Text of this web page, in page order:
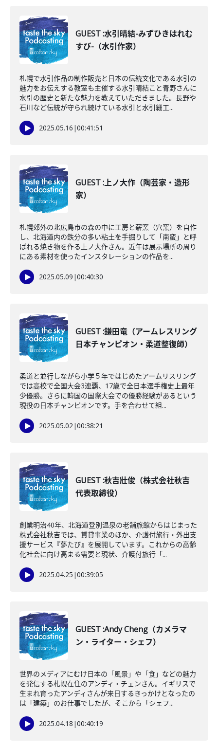
GUEST :水引晴結-みずひきはれむ
すび-（水引作家）
札幌で水引作品の制作販売と日本の伝統文化である水引の
魅力をお伝えする教室も主催する水引晴結こと青野さんに
水引の歴史と新たな魅力を教えていただきました。長野や
石川など伝統が守られ続けている水引と水引細工...
2025.05.16 |00:41:51
GUEST :上ノ大作（陶芸家・造形
家）
札幌郊外の北広島市の森の中に工房と薪窯（穴窯）を自作
し、北海道内の鉄分の多い粘土を手掘りして「南蛮」と呼
ばれる焼き物を作る上ノ大作さん。近年は展示場所の周り
にある素材を使ったインスタレーションの作品を...
2025.05.09 |00:40:30
GUEST :鎌田竜（アームレスリング
日本チャンピオン・柔道整復師）
柔道と並行しながら小学５年ではじめたアームリスリング
では高校で全国大会3連覇、17歳で全日本選手権史上最年
少優勝。さらに韓国の国際大会での優勝経験があるという
現役の日本チャンピオンです。手を合わせて組...
2025.05.02|00:38:21
GUEST :秋吉壯俊（株式会社秋吉
代表取締役）
創業明治40年、北海道登別温泉の老舗旅館からはじまった
株式会社秋吉では、賃貸事業のほか、介護付旅行・外出支
援サービス『夢たび』を展開しています。これからの高齢
化社会に向け高まる需要と現状、介護付旅行「...
2025.04.25 |00:39:05
GUEST :Andy Cheng（カメラマ
ン・ライター・シェフ）
世界のメディアにむけ日本の「風景」や「食」などの魅力
を発信する札幌在住のアンディ・チェンさん。イギリスで
生まれ育ったアンディさんが来日するきっかけとなったの
は「建築」のお仕事でしたが、そこから「シェフ...
2025.04.18 |00:40:19